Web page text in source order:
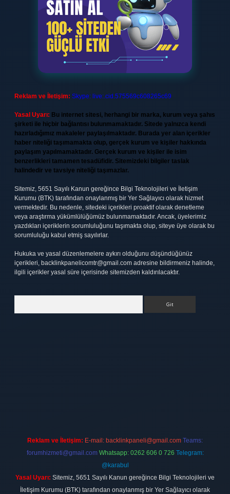
Reklam ve İletişim: Skype: live:.cid.575569c608265c69
Yasal Uyarı: Bu internet sitesi, herhangi bir marka, kurum veya şahıs
şirketi ile hiçbir bağlantısı bulunmamaktadır. Sitede yalnızca kendi
hazırladığımız makaleler paylaşılmaktadır. Burada yer alan içerikler
haber niteliği taşımamakta olup, gerçek kurum ve kişiler hakkında
paylaşım yapılmamaktadır. Gerçek kurum ve kişiler ile isim
benzerlikleri tamamen tesadüfidir. Sitemizdeki bilgiler taslak
halindedir ve tavsiye niteliği taşımazlar.
Sitemiz, 5651 Sayılı Kanun gereğince Bilgi Teknolojileri ve İletişim
Kurumu (BTK) tarafından onaylanmış bir Yer Sağlayıcı olarak hizmet
vermektedir. Bu nedenle, sitedeki içerikleri proaktif olarak denetleme
veya araştırma yükümlülüğümüz bulunmamaktadır. Ancak, üyelerimiz
yazdıkları içeriklerin sorumluluğunu taşımakta olup, siteye üye olarak bu
sorumluluğu kabul etmiş sayılırlar.
Hukuka ve yasal düzenlemelere aykırı olduğunu düşündüğünüz
içerikleri, backlinkpanelicomtr@gmail.com adresine bildirmeniz halinde,
ilgili içerikler yasal süre içerisinde sitemizden kaldırılacaktır.
Reklam ve İletişim: E-mail: backlinkpaneli@gmail.com Teams:
forumhizmeti@gmail.com Whatsapp: 0262 606 0 726 Telegram:
@karabul
Yasal Uyarı: Sitemiz, 5651 Sayılı Kanun gereğince Bilgi Teknolojileri ve
İletişim Kurumu (BTK) tarafından onaylanmış bir Yer Sağlayıcı olarak